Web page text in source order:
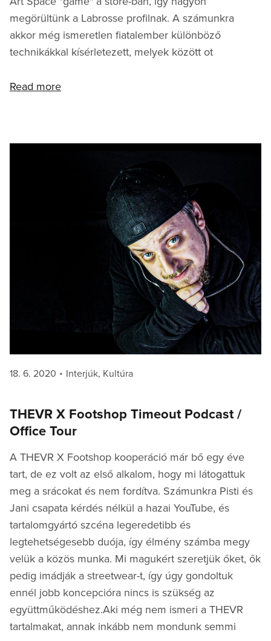
megörültünk a Labrosse profilnak. A számunkra
akkor még ismeretlen fiatalember különböző
technikákkal kísérletezett, melyek között ot
Read more
Posted
18. 6. 2020 Categories
Interjúk, Kultúra
THEVR X Footshop Timeout Podcast /
Office Tour
A THEVR X Footshop kooperáció már bő egy éve
tart, de ez volt az első alkalom, hogy mi látogattuk
meg a srácokat és nem fordítva. Számunkra Pisti és
Jani csapata kérdés nélkül a hazai YouTube, és
tartalomgyártó szcéna legeredetibb és
legtehetségesebb duója, így élmény számba megy
velük a közös munka. Mi magukért szeretjük őket, ők
pedig imádják a streetwear-t, így úgy gondoltuk
ennél jobb koncepcióra nincs is szükség az
együttműködéshez.Aki még nem ismeri a THEVR
tartalmakat, annak inkább nem mondunk semmi